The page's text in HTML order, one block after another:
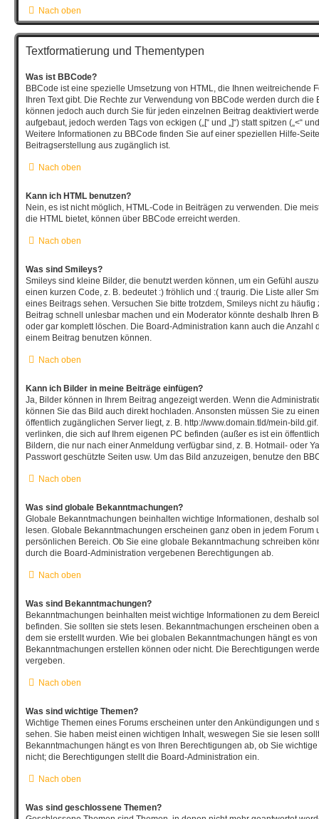
Nach oben
Textformatierung und Thementypen
Was ist BBCode?
BBCode ist eine spezielle Umsetzung von HTML, die Ihnen weitreichende
Ihren Text gibt. Die Rechte zur Verwendung von BBCode werden durch
können jedoch auch durch Sie für jeden einzelnen Beitrag deaktiviert
aufgebaut, jedoch werden Tags von eckigen („[“ und „]“) statt spitzen („<“
Weitere Informationen zu BBCode finden Sie auf einer speziellen Hilfe-
Beitragserstellung aus zugänglich ist.
Nach oben
Kann ich HTML benutzen?
Nein, es ist nicht möglich, HTML-Code in Beiträgen zu verwenden. Die
die HTML bietet, können über BBCode erreicht werden.
Nach oben
Was sind Smileys?
Smileys sind kleine Bilder, die benutzt werden können, um ein Gefühl
einen kurzen Code, z. B. bedeutet :) fröhlich und :( traurig. Die Liste aller
eines Beitrags sehen. Versuchen Sie bitte trotzdem, Smileys nicht zu
Beitrag schnell unlesbar machen und ein Moderator könnte deshalb Ihren
oder gar komplett löschen. Die Board-Administration kann auch die Anzahl
einem Beitrag benutzen können.
Nach oben
Kann ich Bilder in meine Beiträge einfügen?
Ja, Bilder können in Ihrem Beitrag angezeigt werden. Wenn die
können Sie das Bild auch direkt hochladen. Ansonsten müssen Sie zu
öffentlich zugänglichen Server liegt, z. B. http://www.domain.tld/mein-
verlinken, die sich auf Ihrem eigenen PC befinden (außer es ist ein
Bildern, die nur nach einer Anmeldung verfügbar sind, z. B. Hotmail- oder
Passwort geschützte Seiten usw. Um das Bild anzuzeigen, benutze den
Nach oben
Was sind globale Bekanntmachungen?
Globale Bekanntmachungen beinhalten wichtige Informationen, deshalb
lesen. Globale Bekanntmachungen erscheinen ganz oben in jedem Forum
persönlichen Bereich. Ob Sie eine globale Bekanntmachung schreiben
durch die Board-Administration vergebenen Berechtigungen ab.
Nach oben
Was sind Bekanntmachungen?
Bekanntmachungen beinhalten meist wichtige Informationen zu dem
befinden. Sie sollten sie stets lesen. Bekanntmachungen erscheinen oben
dem sie erstellt wurden. Wie bei globalen Bekanntmachungen hängt es
Bekanntmachungen erstellen können oder nicht. Die Berechtigungen
vergeben.
Nach oben
Was sind wichtige Themen?
Wichtige Themen eines Forums erscheinen unter den Ankündigungen und
sehen. Sie haben meist einen wichtigen Inhalt, weswegen Sie sie lesen
Bekanntmachungen hängt es von Ihren Berechtigungen ab, ob Sie
nicht; die Berechtigungen stellt die Board-Administration ein.
Nach oben
Was sind geschlossene Themen?